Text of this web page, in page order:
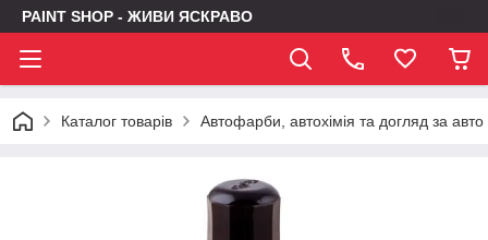
PAINT SHOP - ЖИВИ ЯСКРАВО
Каталог товарів Автофарби, автохімія та догляд за авто